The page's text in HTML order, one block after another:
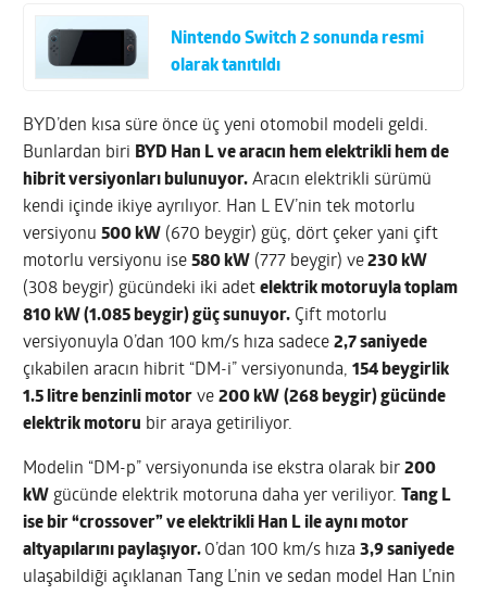
Nintendo Switch 2 sonunda resmi
olarak tanıtıldı
BYD’den kısa süre önce üç yeni otomobil modeli geldi.
Bunlardan biri BYD Han L ve aracın hem elektrikli hem de
hibrit versiyonları bulunuyor. Aracın elektrikli sürümü
kendi içinde ikiye ayrılıyor. Han L EV’nin tek motorlu
versiyonu500 kW (670 beygir) güç, dört çeker yani çift
motorlu versiyonu ise580 kW (777 beygir) ve230 kW
(308 beygir) gücündeki iki adetelektrik motoruyla toplam
810 kW (1.085 beygir) güç sunuyor. Çift motorlu
versiyonuyla 0’dan 100 km/s hıza sadece2,7 saniyede
çıkabilen aracın hibrit “DM-i” versiyonunda,154 beygirlik
1.5 litre benzinli motor ve200 kW (268 beygir) gücünde
elektrik motoru bir araya getiriliyor.
Modelin “DM-p” versiyonunda ise ekstra olarak bir200
kW gücünde elektrik motoruna daha yer veriliyor. Tang L
ise bir “crossover” ve elektrikli Han L ile aynı motor
altyapılarını paylaşıyor. 0’dan 100 km/s hıza3,9 saniyede
ulaşabildiği açıklanan Tang L’nin ve sedan model Han L’nin